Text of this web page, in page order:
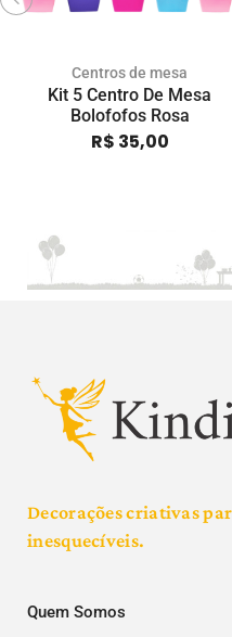
Centros de mesa
Kit 5 Centro De Mesa
Bolofofos Rosa
R$ 35,00
Decorações criativas
inesquecíveis.
Quem Somos